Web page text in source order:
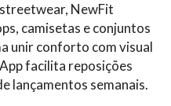
NewFit
camisetas e conjuntos
unir conforto com visual
facilita reposições
lançamentos semanais.